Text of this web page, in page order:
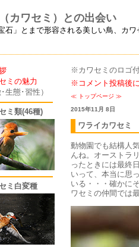
カワセミ）との出会い
石」とまで形容される美しい鳥、カ
ミの魅力
･生態･習性）
ミ類(46種)
ミ白変種
※カワセミのロゴ
※コメント投稿後
≪ トップページ ≫
2015年11月 8日
ワライカワセミ
動物園でも結構人
んね。オーストラ
ったときには最終
いって、本当に思
いる・・・確かに
ワセミの仲間では